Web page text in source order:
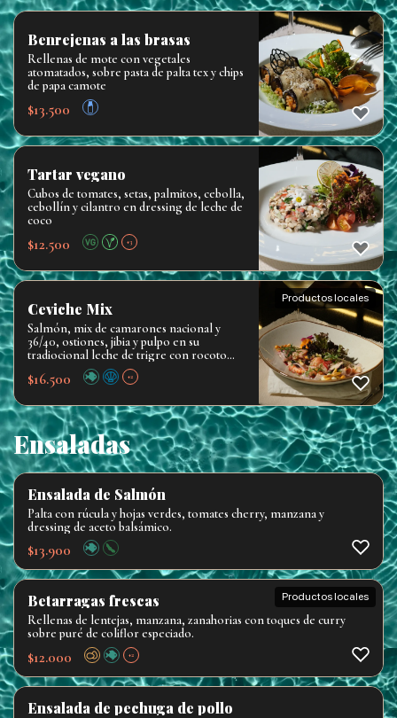
Benrejenas a las brasas
Rellenas de mote con vegetales
atomatados, sobre pasta de palta tex y chips
de papa camote
$13.500
Tartar vegano
Cubos de tomates, setas, palmitos, cebolla,
cebollín y cilantro en dressing de leche de
coco
$12.500 +3
Ceviche Mix
Salmón, mix de camarones nacional y
36/40, ostiones, jibia y pulpo en su
tradiocional leche de trigre con rocoto
acompañado de choclo peruano, papa
camote y canchita. Pescados de origen
$16.500 +2
Productos locales
Ensaladas
Ensalada de Salmón
Palta con rúcula y hojas verdes, tomates cherry, manzana y
dressing de aceto balsámico.
$13.900
Betarragas frescas
Rellenas de lentejas, manzana, zanahorias con toques de curry
sobre puré de coliflor especiado.
$12.000 +2
Productos locales
Ensalada de pechuga de pollo